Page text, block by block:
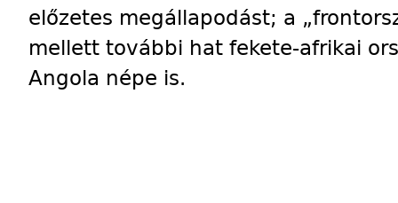
előzetes megállapodást; a
mellett további hat fekete-afrikai
Angola népe is.